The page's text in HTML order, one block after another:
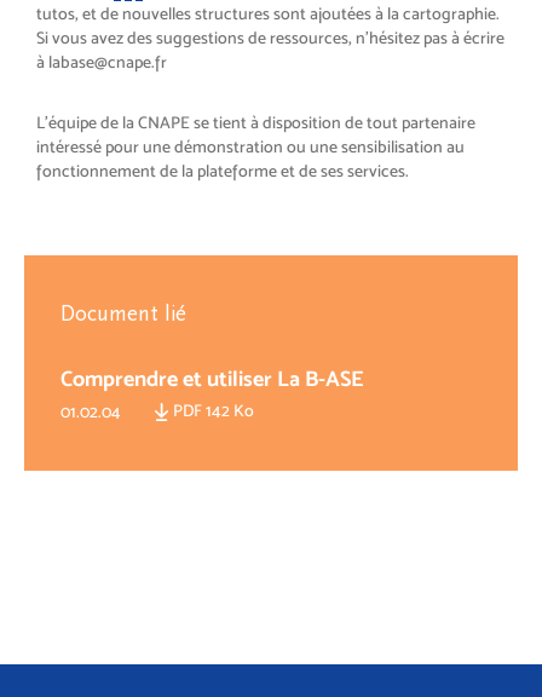
tutos, et de nouvelles structures sont ajoutées à la cartographie.
Si vous avez des suggestions de ressources, n’hésitez pas à écrire
à labase@cnape.fr
L’équipe de la CNAPE se tient à disposition de tout partenaire
intéressé pour une démonstration ou une sensibilisation au
fonctionnement de la plateforme et de ses services.
Document lié
Comprendre et utiliser La B-ASE
01.02.04 PDF 142 Ko